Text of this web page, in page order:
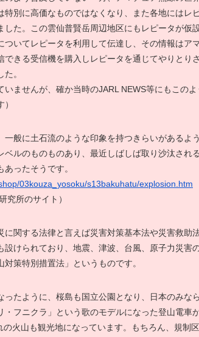
特別に高価なものではなくなり、また各地にはレ
した。この雲仙普賢岳周辺地区にもレピータが仮
ついてレピータを利用して伝達し、その情報はア
できる受信機を購入しレピータを通じてやりとり
。
いませんが、確か当時のJARL NEWS等にもこの
一般に土石流のような印象を持つきらいがあるよ
ベルのものものあり、最近しばしば取り沙汰され
ったそうです。
03kouza_yosoku/s13bakuhatu/explosion.htm
究所のサイト）
に関する法律と言えば災害対策基本法や災害救助
設けられており、地震、津波、台風、原子力災害
策特別措置法」というものです。
ったように、桜島も国立公園となり、日本のみな
・フニクラ」という歌のモデルになった登山電車
火山も観光地になっています。もちろん、規制